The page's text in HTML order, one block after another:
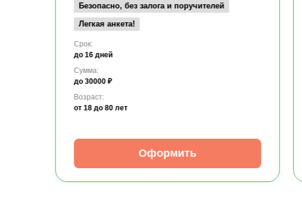
Безопасно, без залога и поручителей
Легкая анкета!
Срок:
до 16 дней
Сумма:
до 30000 ₽
Возраст:
от 18 до 80 лет
Оформить